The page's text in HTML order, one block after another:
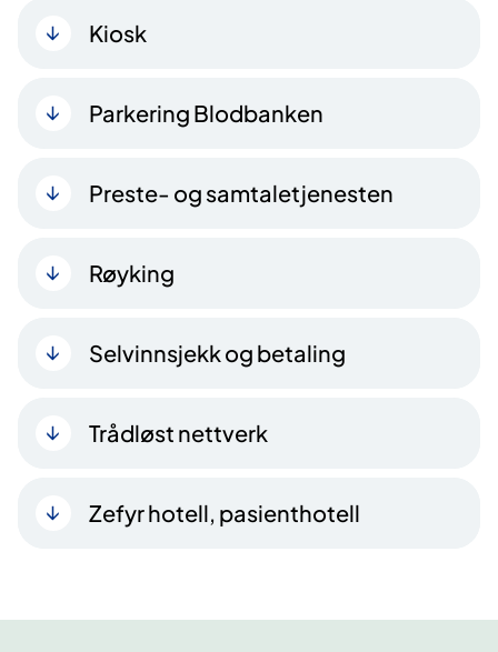
Kiosk
Parkering Blodbanken
Preste- og samtaletjenesten
Røyking
Selvinnsjekk og betaling
Trådløst nettverk
Zefyr hotell, pasienthotell